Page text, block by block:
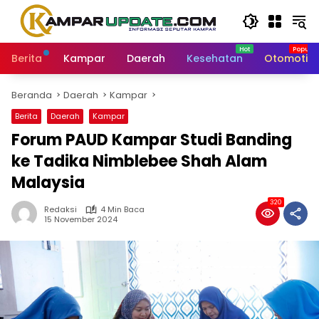
Langsung
konten
Berita
Kampar Daerah Kesehatan Otomotif
Beranda Daerah Kampar
Berita Daerah Kampar
Forum PAUD Kampar Studi Banding
ke Tadika Nimblebee Shah Alam
Malaysia
Redaksi
4 Min Baca
15 November 2024
320